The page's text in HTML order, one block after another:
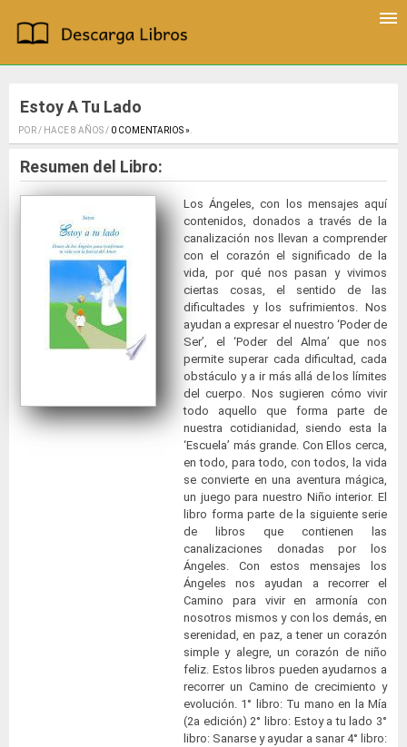
Estoy A Tu Lado
POR / HACE 8 AÑOS / 0 COMENTARIOS ».
Resumen del Libro:
Los Ángeles, con los mensajes aquí
contenidos, donados a través de la
canalización nos llevan a comprender
con el corazón el significado de la
vida, por qué nos pasan y vivimos
ciertas cosas, el sentido de las
dificultades y los sufrimientos. Nos
ayudan a expresar el nuestro ‘Poder de
Ser’, el ‘Poder del Alma’ que nos
permite superar cada dificultad, cada
obstáculo y a ir más allá de los límites
del cuerpo. Nos sugieren cómo vivir
todo aquello que forma parte de
nuestra cotidianidad, siendo esta la
‘Escuela’ más grande. Con Ellos cerca,
en todo, para todo, con todos, la vida
se convierte en una aventura mágica,
un juego para nuestro Niño interior. El
libro forma parte de la siguiente serie
de libros que contienen las
canalizaciones donadas por los
Ángeles. Con estos mensajes los
Ángeles nos ayudan a recorrer el
Camino para vivir en armonía con
nosotros mismos y con los demás, en
serenidad, en paz, a tener un corazón
simple y alegre, un corazón de niño
feliz. Estos libros pueden ayudarnos a
recorrer un Camino de crecimiento y
evolución. 1° libro: Tu mano en la Mía
(2a edición) 2° libro: Estoy a tu lado 3°
libro: Sanarse y ayudar a sanar 4° libro: